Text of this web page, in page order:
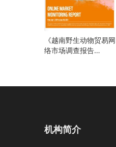
《越南野生动物贸易网
络市场调查报告
机构简介